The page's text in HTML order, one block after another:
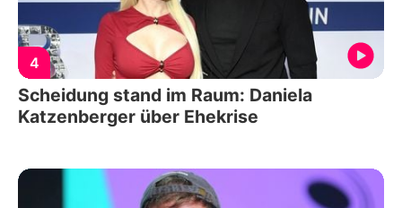
4
Scheidung stand im Raum: Daniela
Katzenberger über Ehekrise